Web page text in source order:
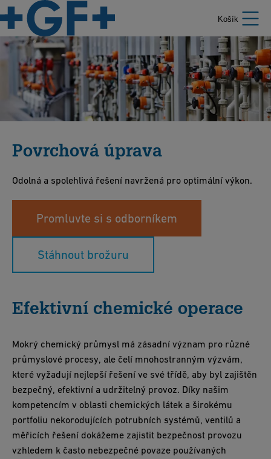
Košík
Povrchová úprava
Odolná a spolehlivá řešení navržená pro optimální výkon.
Promluvte si s odborníkem
Stáhnout brožuru
Efektivní chemické operace
Mokrý chemický průmysl má zásadní význam pro různé
průmyslové procesy, ale čelí mnohostranným výzvám,
které vyžadují nejlepší řešení ve své třídě, aby byl zajištěn
bezpečný, efektivní a udržitelný provoz. Díky našim
kompetencím v oblasti chemických látek a širokému
portfoliu nekorodujících potrubních systémů, ventilů a
měřicích řešení dokážeme zajistit bezpečnost provozu
vzhledem k často nebezpečné povaze používaných